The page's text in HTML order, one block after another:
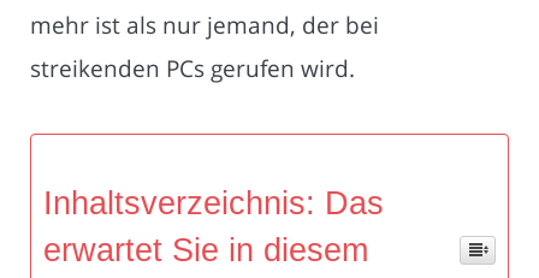
mehr ist als nur jemand, der bei
streikenden PCs gerufen wird.
Inhaltsverzeichnis: Das
erwartet Sie in diesem